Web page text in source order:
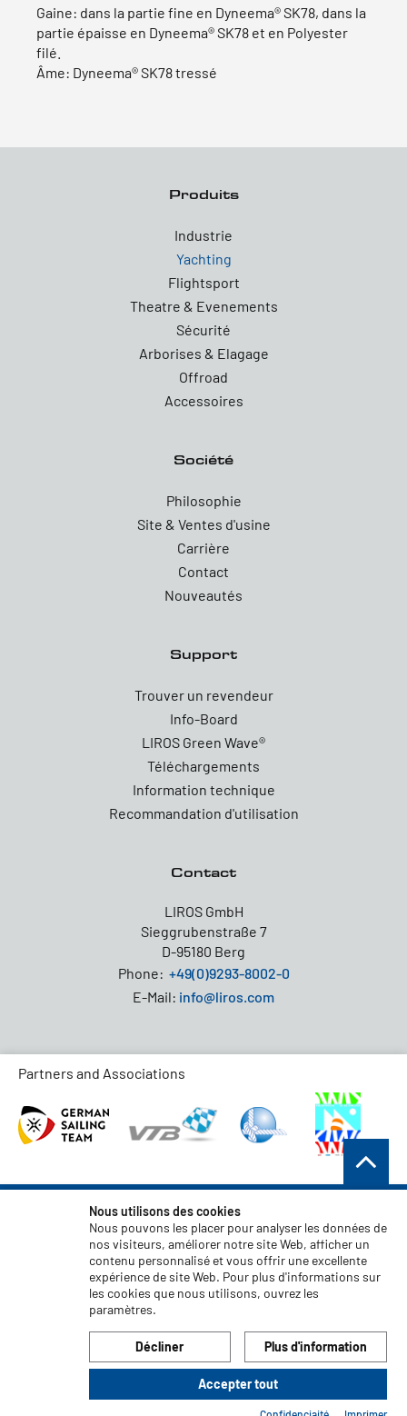
Gaine: dans la partie fine en Dyneema® SK78, dans la
partie épaisse en Dyneema® SK78 et en Polyester
filé.
Âme: Dyneema® SK78 tressé
Produits
Industrie
Yachting
Flightsport
Theatre & Evenements
Sécurité
Arborises & Elagage
Offroad
Accessoires
Société
Philosophie
Site & Ventes d'usine
Carrière
Contact
Nouveautés
Support
Trouver un revendeur
Info-Board
LIROS Green Wave®
Téléchargements
Information technique
Recommandation d'utilisation
Contact
LIROS GmbH
Sieggrubenstraße 7
D-95180 Berg
Phone: +49(0)9293-8002-0
E-Mail: info@liros.com
Partners and Associations
Conditions générales de vente
Protection des données
Clause de non-responsabilité
Mentions légales
Code of Conduct
© 2026 LIROS GmbH
Nous utilisons des cookies
Nous pouvons les placer pour analyser les données de
nos visiteurs, améliorer notre site Web, afficher un
contenu personnalisé et vous offrir une excellente
expérience de site Web. Pour plus d'informations sur
les cookies que nous utilisons, ouvrez les
paramètres.
Décliner
Accepter tout
Plus d'information